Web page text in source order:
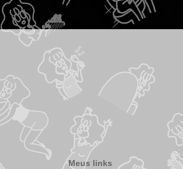
Meus links